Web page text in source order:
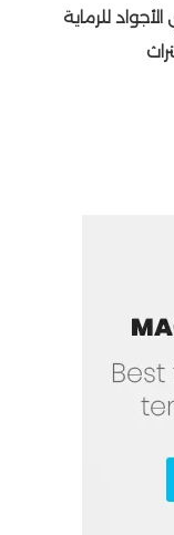
للرماية